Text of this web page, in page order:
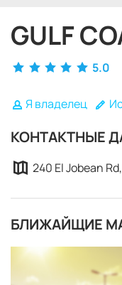
GULF
5.0
Я владелец
КОНТАКТНЫЕ
240 El Jobean
БЛИЖАЙЩИЕ